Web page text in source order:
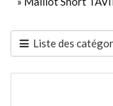
Liste des